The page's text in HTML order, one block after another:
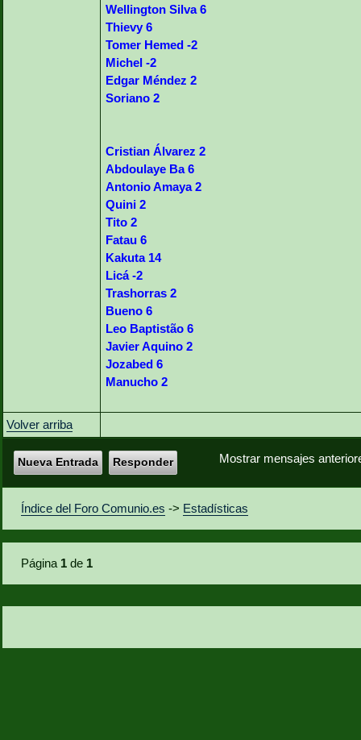
Wellington Silva 6
Thievy 6
Tomer Hemed -2
Michel -2
Edgar Méndez 2
Soriano 2
Cristian Álvarez 2
Abdoulaye Ba 6
Antonio Amaya 2
Quini 2
Tito 2
Fatau 6
Kakuta 14
Licá -2
Trashorras 2
Bueno 6
Leo Baptistão 6
Javier Aquino 2
Jozabed 6
Manucho 2
Volver arriba
Mostrar mensajes
Nueva Entrada Responder
Índice del Foro Comunio.es -> Estadísticas
Página 1 de 1